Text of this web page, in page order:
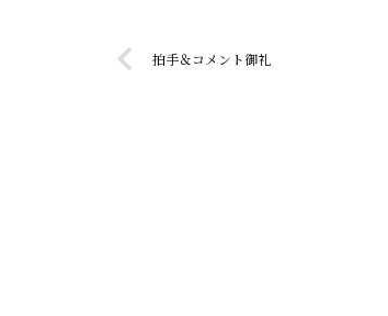
拍手＆コメント御礼